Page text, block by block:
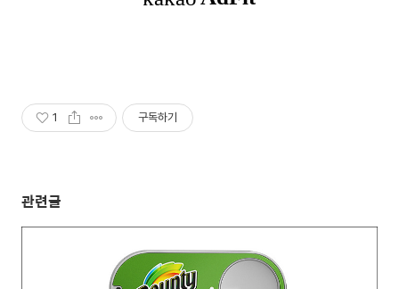
1 구독하기
관련글